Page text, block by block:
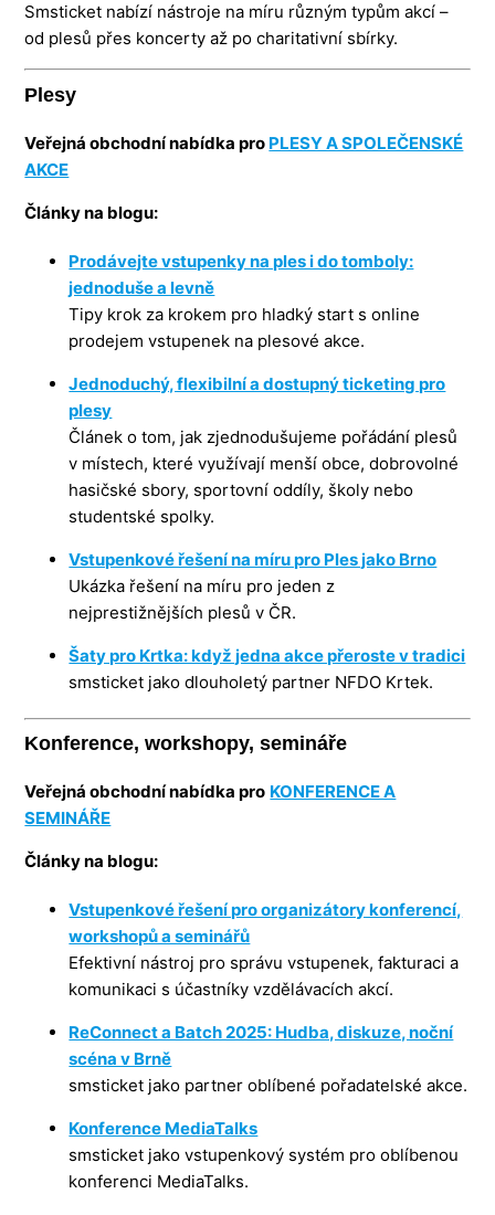
Smsticket nabízí nástroje na míru různým typům akcí –
od plesů přes koncerty až po charitativní sbírky.
Plesy
Veřejná obchodní nabídka pro PLESY A SPOLEČENSKÉ
AKCE
Články na blogu:
Prodávejte vstupenky na ples i do tomboly:
jednoduše a levně
Tipy krok za krokem pro hladký start s online
prodejem vstupenek na plesové akce.
Jednoduchý, flexibilní a dostupný ticketing pro
plesy
Článek o tom, jak zjednodušujeme pořádání plesů
v místech, které využívají menší obce, dobrovolné
hasičské sbory, sportovní oddíly, školy nebo
studentské spolky.
Vstupenkové řešení na míru pro Ples jako Brno
Ukázka řešení na míru pro jeden z
nejprestižnějších plesů v ČR.
Šaty pro Krtka: když jedna akce přeroste v tradici
smsticket jako dlouholetý partner NFDO Krtek.
Konference, workshopy, semináře
Veřejná obchodní nabídka pro KONFERENCE A
SEMINÁŘE
Články na blogu:
Vstupenkové řešení pro organizátory konferencí,
workshopů a seminářů
Efektivní nástroj pro správu vstupenek, fakturaci a
komunikaci s účastníky vzdělávacích akcí.
ReConnect a Batch 2025: Hudba, diskuze, noční
scéna v Brně
smsticket jako partner oblíbené pořadatelské akce.
Konference MediaTalks
smsticket jako vstupenkový systém pro oblíbenou
konferenci MediaTalks.